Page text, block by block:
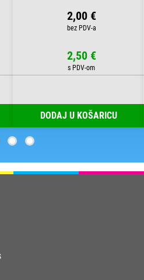
2,00 €
2,50 €
DODAJ U KOŠARICU